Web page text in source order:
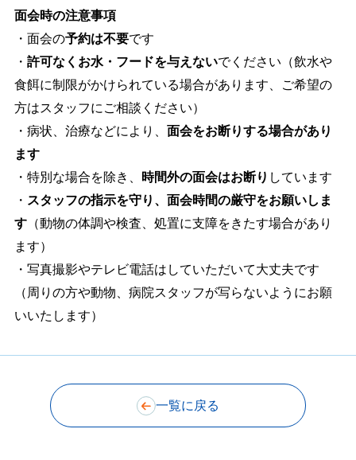
面会時の注意事項
・面会の予約は不要です
・ 許可なくお水・フードを与えないでください（飲水や
食餌に制限がかけられている場合があります、ご希望の
方はスタッフにご相談ください）
・病状、治療などにより、 面会をお断りする場合があり
ます
・特別な場合を除き、
時間外の面会はお断り しています
・ スタッフの指示を守り、面会時間の厳守をお願いしま
す（動物の体調や検査、処置に支障をきたす場合があり
ます）
・写真撮影やテレビ電話はしていただいて大丈夫です
（周りの方や動物、病院スタッフが写らないようにお願
いいたします）
一覧に戻る